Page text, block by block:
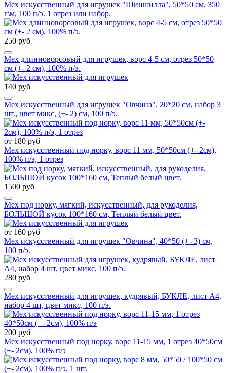
Мех искусственный для игрушек "Шиншилла", 50*50 см, 350
г\м, 100 п/э. 1 отрез или набор.
250 руб
Мех длинноворсовый для игрушек, ворс 4-5 см, отрез 50*50
см (+- 2 см), 100% п/э.
140 руб
Мех искусственный для игрушек "Овчина", 20*20 см, набор 3
шт., цвет микс, (+- 2) см, 100 п/э.
от 180 руб
Мех искусственный под норку, ворс 11 мм, 50*50см (+- 2см),
100% п/э, 1 отрез
1500 руб
Мех под норку, мягкий, искусственный, для рукоделия,
БОЛЬШОЙ кусок 100*160 см, Теплый белый цвет.
от 160 руб
Мех искусственный для игрушек "Овчина", 40*50 (+- 3) см,
100 п/э.
280 руб
Мех искусственный для игрушек, кудрявый, БУКЛЕ, лист А4,
набор 4 шт, цвет микс, 100 п/э.
200 руб
Мех искусственный под норку, ворс 11-15 мм, 1 отрез 40*50см
(+- 2см), 100% п/э